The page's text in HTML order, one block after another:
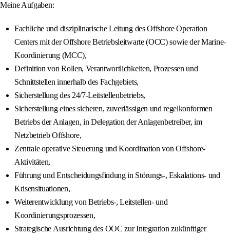
Meine Aufgaben:
Fachliche und disziplinarische Leitung des Offshore Operation
Centers mit der Offshore Betriebsleitwarte (OCC) sowie der Marine-
Koordinierung (MCC),
Definition von Rollen, Verantwortlichkeiten, Prozessen und
Schnittstellen innerhalb des Fachgebiets,
Sicherstellung des 24/7‑Leitstellenbetriebs,
Sicherstellung eines sicheren, zuverlässigen und regelkonformen
Betriebs der Anlagen, in Delegation der Anlagenbetreiber, im
Netzbetrieb Offshore,
Zentrale operative Steuerung und Koordination von Offshore-
Aktivitäten,
Führung und Entscheidungsfindung in Störungs‑, Eskalations‑ und
Krisensituationen,
Weiterentwicklung von Betriebs‑, Leitstellen‑ und
Koordinierungsprozessen,
Strategische Ausrichtung des OOC zur Integration zukünftiger